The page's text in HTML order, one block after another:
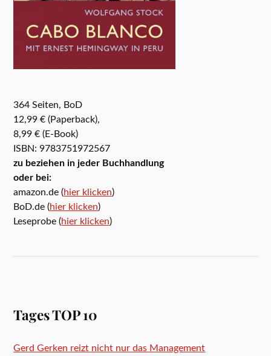
364 Seiten, BoD
12,99 € (Paperback),
8,99 € (E-Book)
ISBN: 9783751972567
zu beziehen in jeder Buchhandlung
oder bei:
amazon.de (hier klicken)
BoD.de (hier klicken)
Leseprobe (hier klicken)
Tages TOP 10
Gerd Gerken reizt nicht nur das Management